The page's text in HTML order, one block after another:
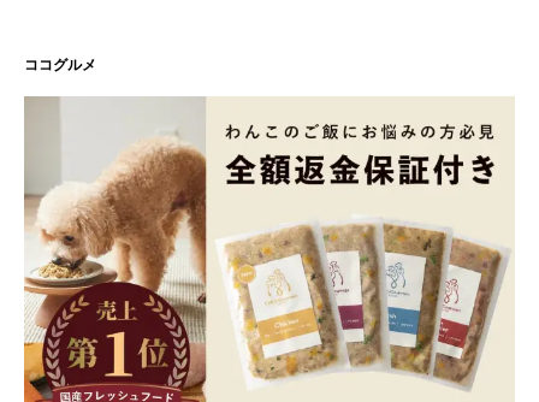
ココグルメ